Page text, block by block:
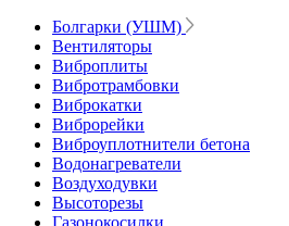
Болгарки (УШМ)
Вентиляторы
Виброплиты
Вибротрамбовки
Виброкатки
Виброрейки
Виброуплотнители бетона
Водонагреватели
Воздуходувки
Высоторезы
Газонокосилки